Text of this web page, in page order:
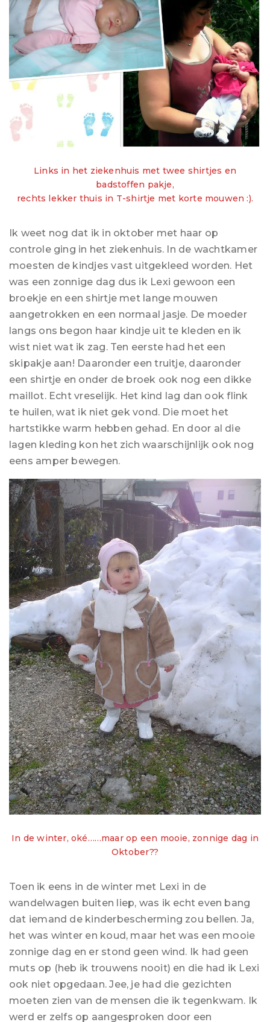
Links in het ziekenhuis met twee shirtjes en
badstoffen pakje,
rechts lekker thuis in T-shirtje met korte mouwen :).
Ik weet nog dat ik in oktober met haar op
controle ging in het ziekenhuis. In de wachtkamer
moesten de kindjes vast uitgekleed worden. Het
was een zonnige dag dus ik Lexi gewoon een
broekje en een shirtje met lange mouwen
aangetrokken en een normaal jasje. De moeder
langs ons begon haar kindje uit te kleden en ik
wist niet wat ik zag. Ten eerste had het een
skipakje aan! Daaronder een truitje, daaronder
een shirtje en onder de broek ook nog een dikke
maillot. Echt vreselijk. Het kind lag dan ook flink
te huilen, wat ik niet gek vond. Die moet het
hartstikke warm hebben gehad. En door al die
lagen kleding kon het zich waarschijnlijk ook nog
eens amper bewegen.
In de winter, oké……maar op een mooie, zonnige dag in
Oktober??
Toen ik eens in de winter met Lexi in de
wandelwagen buiten liep, was ik echt even bang
dat iemand de kinderbescherming zou bellen. Ja,
het was winter en koud, maar het was een mooie
zonnige dag en er stond geen wind. Ik had geen
muts op (heb ik trouwens nooit) en die had ik Lexi
ook niet opgedaan. Jee, je had die gezichten
moeten zien van de mensen die ik tegenkwam. Ik
werd er zelfs op aangesproken door een